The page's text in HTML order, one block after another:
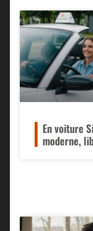
En voiture
moderne,